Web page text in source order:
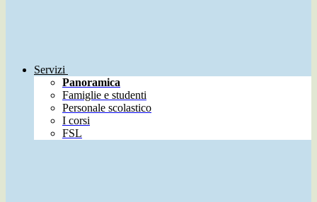
Servizi
Panoramica
Famiglie e studenti
Personale scolastico
I corsi
FSL